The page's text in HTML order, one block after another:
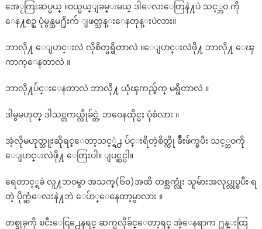
အေႂကြးဆပ္မယ္ ။ဝယ္မယ္ျခမ္းမယ္ ဒါေလးေတြနဲ႔ပဲ သင့္ဘဝ ကို
ေန႔စဥ္ ပုံမွန္သမ႐ိုးက် ျဖတ္သန္းေနတုန္းပဲလား။
ဘာလို႔ ေျပာင္းလဲ လိုစိတ္မရွိတာလဲ ။ေျပာင္းလဲဖို႔ ဘာလို႔ ေၾ
ကာက္ေနတာလဲ ။
ဘာလို႔ပ်င္းေနတာလဲ ဘာလို႔ ယုံၾကည္ခ်က္ မရွိတာလဲ ။
ဒါမွမဟုတ္ ဒါသင္တကယ္လိုခ်င္တဲ့ ဘဝေနထိုင္မႈ ပုံစံလား ။
အဲ့လိုမဟုတ္ဘူးဆိုရင္ေတာ့သင့္ရဲ႕ ပ်င္းရိတဲ့စိတ္ကို ခ်ိဳးဖ်က္ၿပီး သင့္ဘဝကို
ေျပာင္းလဲဖို႔ ေတြးပါ။ ျပင္ဆင္ပါ။
ရေတာင့္ရခဲ လူ႔ဘဝမွာ အသက္(၆၀)အထိ တစ္သက္လုံး သူမ်ားအလုပ္လုပ္ၿပီး ရ
တဲ့ ပိုက္ဆံေလးနဲ႔ဘဲ ေပ်ာ္ေနေတာ့မွာလား ။
တစ္ခုခုကို ၿငီးေငြ႕ေနရင္ ဆက္မလိုခ်င္ေတာ့ရင္ အဲ့ေနရာက ႐ုန္းထြ